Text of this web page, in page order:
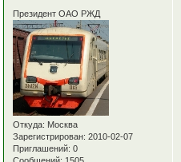
Президент ОАО РЖД
Откуда: Москва
Зарегистрирован: 2010-02-07
Приглашений: 0